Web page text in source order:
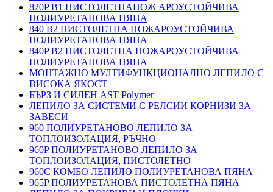
820P B1 ПИСТОЛЕТНАПОЖ АРОУСТОЙЧИВА
ПОЛИУРЕТАНОВА ПЯНА
840 B2 ПИСТОЛЕТНА ПОЖАРОУСТОЙЧИВА
ПОЛИУРЕТАНОВА ПЯНА
840P B2 ПИСТОЛЕТНА ПОЖАРОУСТОЙЧИВА
ПОЛИУРЕТАНОВА ПЯНА
МОНТАЖНО МУЛТИФУНКЦИОНАЛНО ЛЕПИЛО С
ВИСОКА ЯКОСТ
БЪРЗ И СИЛЕН AST Polymer
ЛЕПИЛО ЗА СИСТЕМИ С РЕЛСИИ КОРНИЗИ ЗА
ЗАВЕСИ
960 ПОЛИУРЕТАНОВО ЛЕПИЛО ЗА
ТОПЛОИЗОЛАЦИЯ, РЪЧНО
960P ПОЛИУРЕТАНОВО ЛЕПИЛО ЗА
ТОПЛОИЗОЛАЦИЯ, ПИСТОЛЕТНО
960C КОМБО ЛЕПИЛО ПОЛИУРЕТАНОВА ПЯНА
965P ПОЛИУРЕТАНОВА ПИСТОЛЕТНА ПЯНА